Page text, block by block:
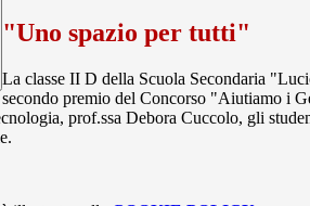
"Uno spazio per tutti"
La classe II D della Scuola Secondaria
secondo premio del Concorso "Aiutiamo i
prof.ssa Debora Cuccolo, gli